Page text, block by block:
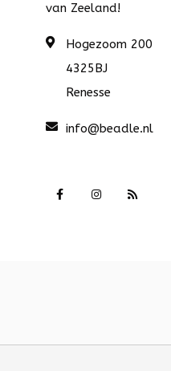
van Zeeland!
Hogezoom 200
4325BJ
Renesse
info@beadle.nl